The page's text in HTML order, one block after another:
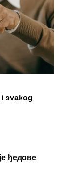
svakog
ђедове